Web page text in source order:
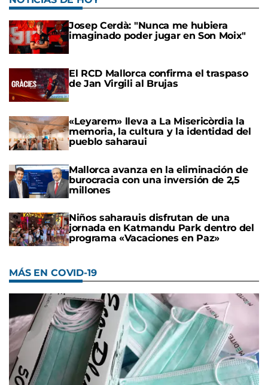
Josep Cerdà: "Nunca me hubiera
imaginado poder jugar en Son Moix"
El RCD Mallorca confirma el traspaso
de Jan Virgili al Brujas
«Leyarem» lleva a La Misericòrdia la
memoria, la cultura y la identidad del
pueblo saharaui
Mallorca avanza en la eliminación de
burocracia con una inversión de 2,5
millones
Niños saharauis disfrutan de una
jornada en Katmandu Park dentro del
programa «Vacaciones en Paz»
MÁS EN COVID-19